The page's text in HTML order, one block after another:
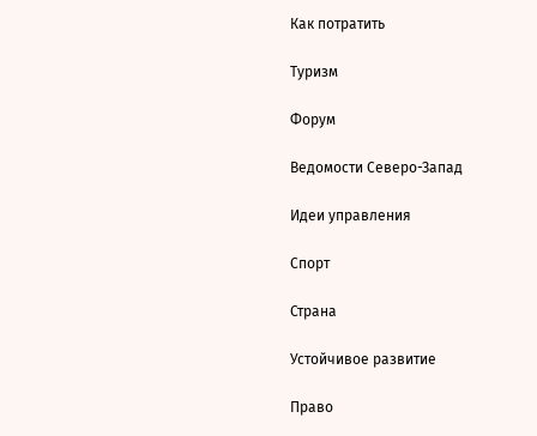
Как потратить
Туризм
Форум
Ведомости Северо-Запад
Идеи управления
Спорт
Страна
Устойчивое развитие
Право